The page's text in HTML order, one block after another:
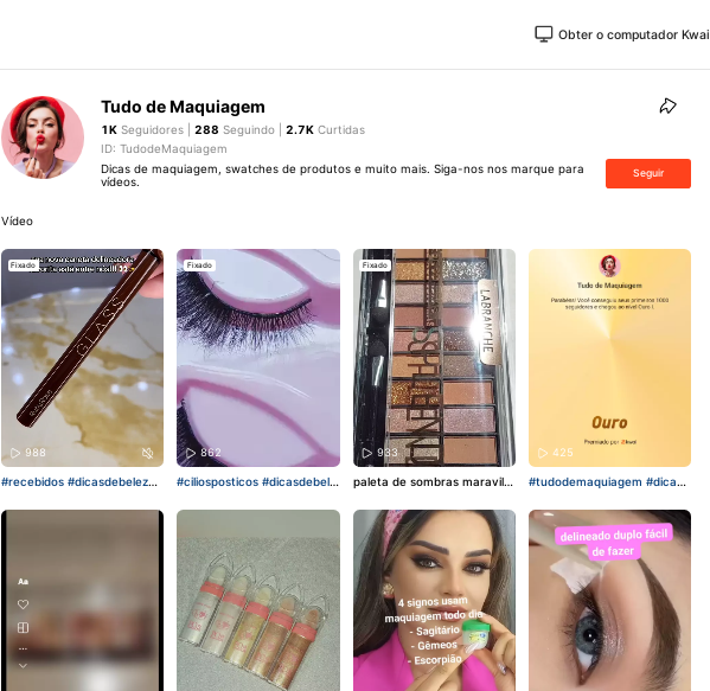
Obter o computador Kwai
Tudo de Maquiagem
1K Seguidores |288 Seguindo |2.7K Curtidas
ID: TudodeMaquiagem
Dicas de maquiagem, swatches de produtos e muito mais. Siga-nos nos marque para
vídeos.
Seguir
Vídeo
Fixado
988
#recebidos #dicasdebeleza
semelhor caneta delineador
Fixado
862
#ciliosposticos #dicasdebele
nos para receber dicas de
Fixado
933
paleta de sombras maravilh
branche #paletadesombras
425
#tudodemaquiagem #dicasd
ores